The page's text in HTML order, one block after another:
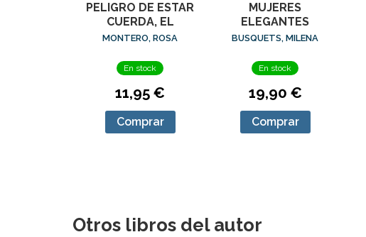
PELIGRO DE ESTAR
CUERDA, EL
MONTERO, ROSA
En stock
11,95 €
Comprar
MUJERES
ELEGANTES
BUSQUETS, MILENA
En stock
19,90 €
Comprar
Otros libros del autor